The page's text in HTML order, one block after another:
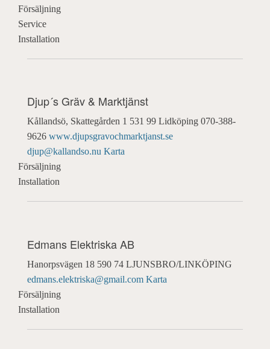
Försäljning
Service
Installation
Djup´s Gräv & Marktjänst
Kållandsö, Skattegården 1 531 99 Lidköping 070-388-
9626 www.djupsgravochmarktjanst.se
djup@kallandso.nu Karta
Försäljning
Installation
Edmans Elektriska AB
Hanorpsvägen 18 590 74 LJUNSBRO/LINKÖPING
edmans.elektriska@gmail.com Karta
Försäljning
Installation